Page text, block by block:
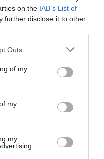
on the IAB’s List of
further disclose it to other
one or more Google
You may click to
its third-party tags to
in below Google
Outs
of my
my
my